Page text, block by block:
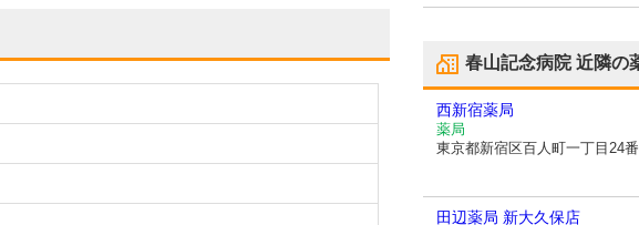
春山記念病院近隣の
西新宿薬局
薬局
東京都新宿区百人町一丁目24
田辺薬局 新大久保店